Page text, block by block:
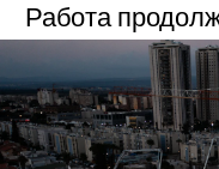
Работа